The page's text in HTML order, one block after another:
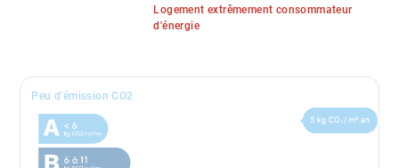
Logement extrêmement consommateur
d'énergie
Peu d'émission CO2
5 kg CO₂/m².an